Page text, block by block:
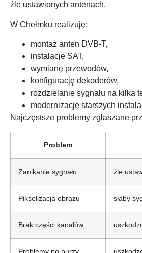
źle ustawionych antenach.
W Chełmku realizuję:
montaż anten DVB-T,
instalacje SAT,
wymianę przewodów,
konfigurację dekoderów,
rozdzielanie sygnału na kilka
modernizację starszych
Najczęstsze problemy zgłaszane
Problem
Zanikanie sygnału źle
Pikselizacja obrazu słaby
Brak części kanałów
Problemy po burzy